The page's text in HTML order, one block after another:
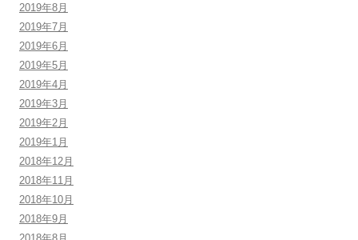
2019年8月
2019年7月
2019年6月
2019年5月
2019年4月
2019年3月
2019年2月
2019年1月
2018年12月
2018年11月
2018年10月
2018年9月